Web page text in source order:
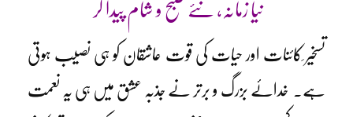
نیا زمانہ، نئے صبح و شام پیدا کر
تسخیر ِکائنات اور حیات کی قوت عاشقان کو ہی نصیب ہوتی
ہے۔ خدائے بزرگ و برتر نے جذبہ عشق میں ہی یہ نعمت